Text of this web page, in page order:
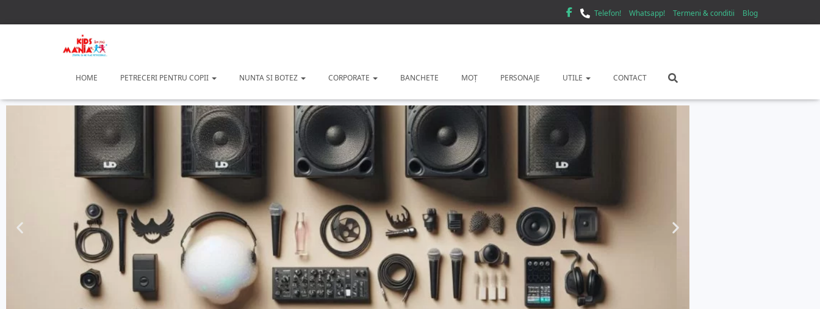
Telefon! Whatsapp! Termeni & conditii Blog
HOME PETRECERI PENTRU COPII NUNTA SI BOTEZ CORPORATE BANCHETE MOȚ PERSONAJE UTILE CONTACT